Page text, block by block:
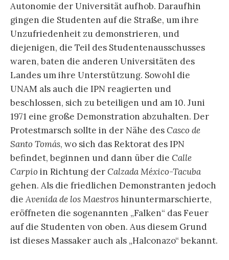
Autonomie der Universität aufhob. Daraufhin
gingen die Studenten auf die Straße, um ihre
Unzufriedenheit zu demonstrieren, und
diejenigen, die Teil des Studentenausschusses
waren, baten die anderen Universitäten des
Landes um ihre Unterstützung. Sowohl die
UNAM als auch die IPN reagierten und
beschlossen, sich zu beteiligen und am 10. Juni
1971 eine große Demonstration abzuhalten. Der
Protestmarsch sollte in der Nähe desCasco de
Santo Tomás, wo sich das Rektorat des IPN
befindet, beginnen und dann über die Calle
Carpio in Richtung derCalzada México-Tacuba
gehen. Als die friedlichen Demonstranten jedoch
dieAvenida de los Maestroshinuntermarschierte,
eröffneten die sogenannten „Falken“ das Feuer
auf die Studenten von oben. Aus diesem Grund
ist dieses Massaker auch als „Halconazo“ bekannt.